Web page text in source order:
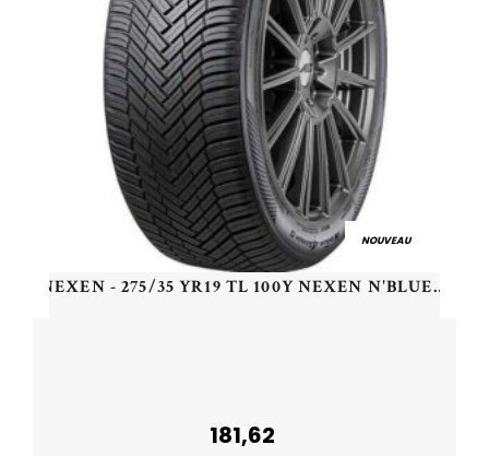
NOUVEAU
NEXEN - 275/35 YR19 TL 100Y NEXEN N'BLUE 4SEASON 2 XL - 2753519 - CBB
181,62